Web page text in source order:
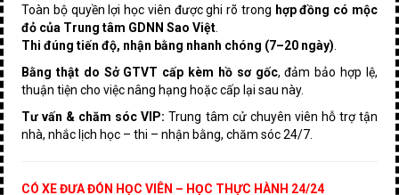
Toàn bộ quyền lợi học viên được ghi rõ trong hợp đồng có mộc
đỏ của Trung tâm GDNN Sao Việt
Thi đúng tiến độ, nhận bằng nhanh chóng (7–20 ngày)
Bằng thật do Sở GTVT cấp kèm hồ sơ gốc, đảm bảo hợp lệ,
thuận tiện cho việc nâng hạng hoặc cấp lại sau này.
Tư vấn & chăm sóc VIP: Trung tâm cử chuyên viên hỗ trợ tận
nhà, nhắc lịch học – thi – nhận bằng, chăm sóc 24/7.
CÓ XE ĐƯA ĐÓN HỌC VIÊN – HỌC THỰC HÀNH 24/24